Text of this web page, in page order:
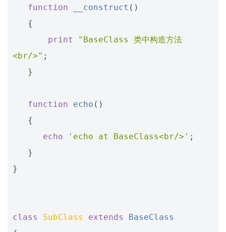
function
__construct ()
{
print
"BaseClass 类中构造方法
<br/>" ;
}
function echo ()
{
echo
'echo at BaseClass<br/>' ;
}
}
class SubClass extends
BaseClass